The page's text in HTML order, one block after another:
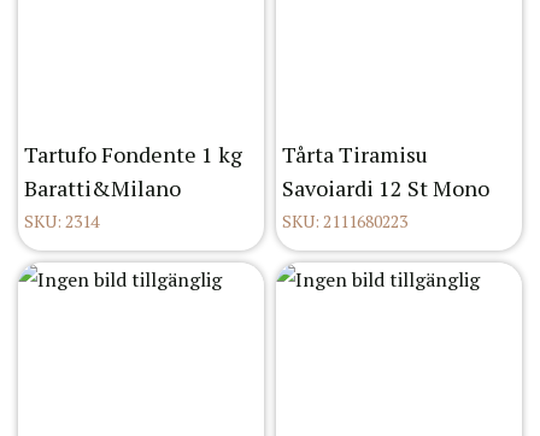
Tartufo Fondente 1 kg
Baratti&Milano
SKU: 2314
Tårta Tiramisu
Savoiardi 12 St Mono
SKU: 2111680223